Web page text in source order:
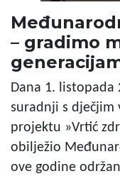
– gradimo
Dana 1. listopada
suradnji s dječjim
projektu »Vrtić
obilježio
ove godine